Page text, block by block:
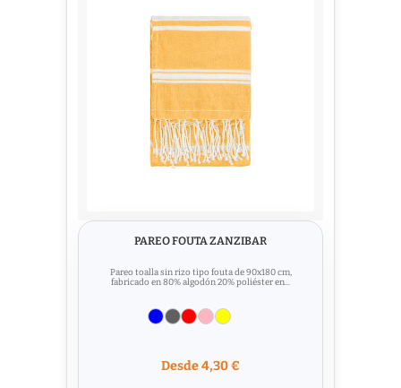
PAREO FOUTA ZANZIBAR
Pareo toalla sin rizo tipo fouta de 90x180 cm,
fabricado en 80% algodón 20% poliéster en...
Desde 4,30 €